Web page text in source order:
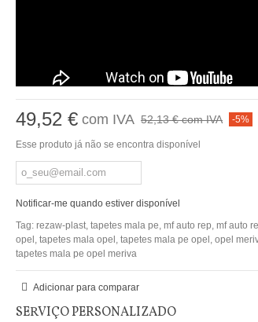
49,52 €com IVA 52,13 €com IVA -5%
Esse produto já não se encontra disponível
Notificar-me quando estiver disponível
Tag: rezaw-plast, tapetes mala pe mf auto rep mf auto
opel tapetes mala opel tapetes mala pe opel opel
tapetes mala pe opel meriva
Adicionar para comparar
SERVIÇO PERSONALIZADO